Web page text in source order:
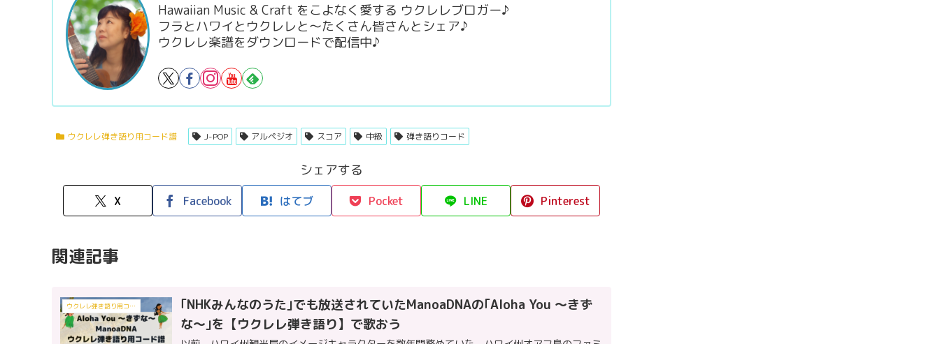
Hawaiian Music & Craft をこよなく愛する ウクレレブロガー♪
フラとハワイとウクレレと～たくさん皆さんとシェア♪
ウクレレ楽譜をダウンロードで配信中♪
ウクレレ弾き語り用コード譜 J-POP アルペジオ スコア 中級 弾き語りコード
シェアする
X Facebook はてブ Pocket LINE Pinterest
関連記事
ウクレレ弾き語り用コード譜
｢NHKみんなのうた｣でも放送されていたManoaDNAの｢Aloha You ～きず
な～｣を【ウクレレ弾き語り】で歌おう